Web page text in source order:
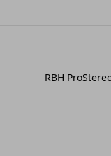
RBH